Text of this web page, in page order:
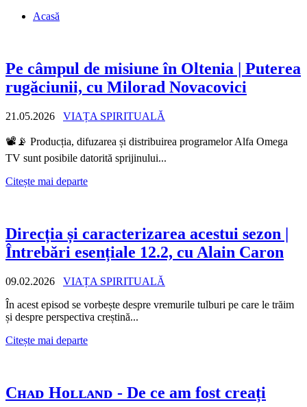
Acasă
Pe câmpul de misiune în Oltenia | Puterea
rugăciunii, cu Milorad Novacovici
21.05.2026 VIAȚA SPIRITUALĂ
📽️📡 Producția, difuzarea și distribuirea programelor Alfa Omega
TV sunt posibile datorită sprijinului...
Citește mai departe
Direcția și caracterizarea acestui sezon |
Întrebări esențiale 12.2, cu Alain Caron
09.02.2026
VIAȚA SPIRITUALĂ
În acest episod se vorbește despre vremurile tulburi pe care le trăim
și despre perspectiva creștină...
Citește mai departe
Cʜᴀᴅ Hᴏʟʟᴀɴᴅ - De ce am fost creați